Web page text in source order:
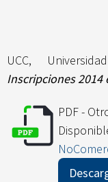
UCC,
Inscripciones 2014
PDF -